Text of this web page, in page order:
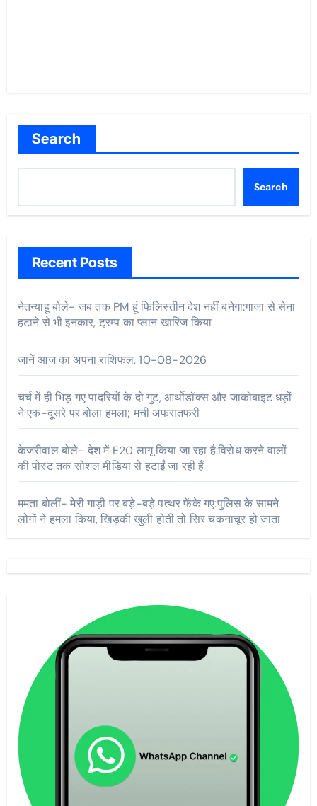
Search
Search
Recent Posts
नेतन्याहू बोले- जब तक PM हूं फिलिस्तीन देश नहीं बनेगा:गाजा से सेना
हटाने से भी इनकार, ट्रम्प का प्लान खारिज किया
जानें आज का अपना राशिफल, 10-08-2026
चर्च में ही भिड़ गए पादरियों के दो गुट, आर्थोडॉक्स और जाकोबाइट धड़ों
ने एक-दूसरे पर बोला हमला; मची अफरातफरी
केजरीवाल बोले- देश में E20 लागू किया जा रहा है:विरोध करने वालों
की पोस्ट तक सोशल मीडिया से हटाईं जा रही हैं
ममता बोलीं- मेरी गाड़ी पर बड़े-बड़े पत्थर फेंके गए:पुलिस के सामने
लोगों ने हमला किया, खिड़की खुली होती तो सिर चकनाचूर हो जाता